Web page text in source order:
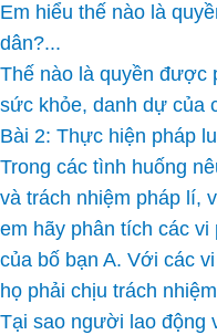
Em hiểu thế nào là
dân?...
Thế nào là quyền được
sức khỏe, danh dự của
Bài 2: Thực hiện pháp
Trong các tình huống
và trách nhiệm pháp lí,
em hãy phân tích các vi
của bố bạn A. Với các
họ phải chịu trách
Tại sao người lao động